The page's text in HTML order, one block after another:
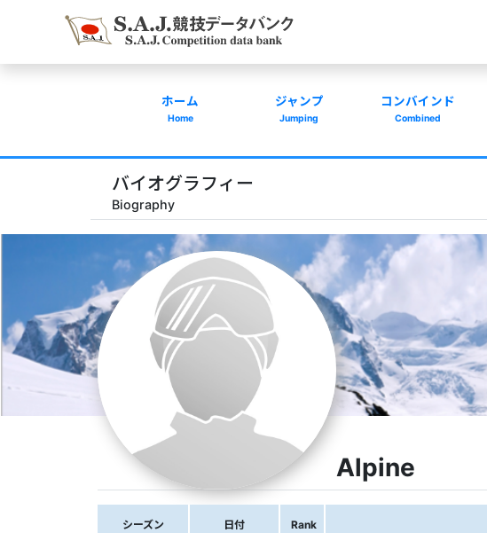
ホーム
Home
ジャンプ
Jumping
コンバインド
Combined
バイオグラフィー
Biography
Alpine
シーズン 日付 Rank